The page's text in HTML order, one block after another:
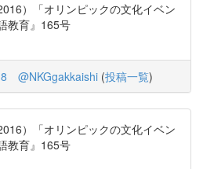
）「オリンピックの文化イベン
教育』165号
@NKGgakkaishi (投稿一覧)
）「オリンピックの文化イベン
教育』165号